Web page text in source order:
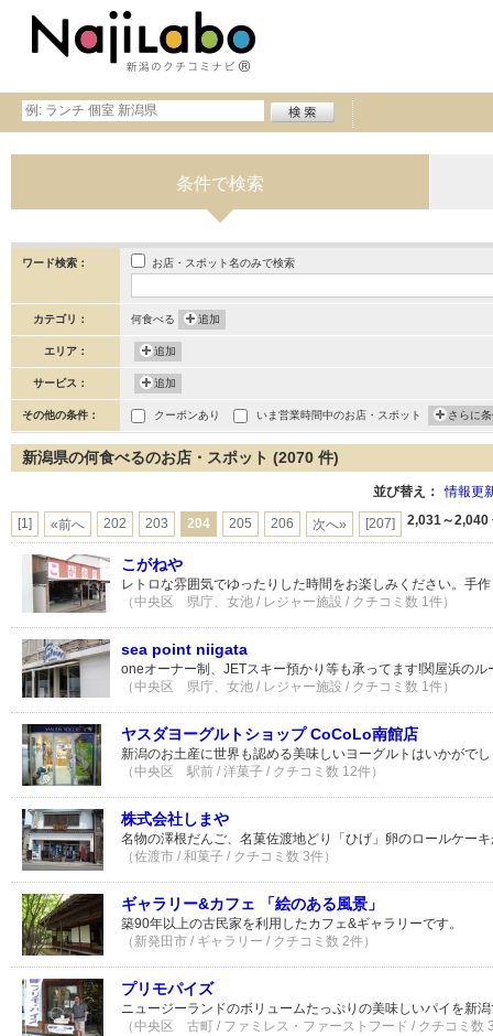
条件で検索
ワード検索： お店・スポット名のみで検索
カテゴリ： 何食べる 追加
エリア： 追加
サービス： 追加
その他の条件： クーポンあり いま営業時間中のお店・スポット さらに
新潟県の何食べるのお店・スポット (2070 件)
並び替え： 情報更
[1] «前へ 202 203 204 205 206 次へ» [207] 2,031～2,040
こがねや
レトロな雰囲気でゆったりした時間をお楽しみください。手
（中央区 県庁、女池 / レジャー施設 / クチコミ数 1件）
sea point niigata
oneオーナー制、JETスキー預かり等も承ってます!関屋浜のル
（中央区 県庁、女池 / レジャー施設 / クチコミ数 1件）
ヤスダヨーグルトショップ CoCoLo南館店
新潟のお土産に世界も認める美味しいヨーグルトはいかがで
（中央区 駅前 / 洋菓子 / クチコミ数 12件）
株式会社しまや
名物の澤根だんご、名菓佐渡地どり「ひげ」卵のロールケー
（佐渡市 / 和菓子 / クチコミ数 3件）
ギャラリー&カフェ 「絵のある風景」
築90年以上の古民家を利用したカフェ&ギャラリーです。
（新発田市 / ギャラリー / クチコミ数 2件）
プリモパイズ
ニュージーランドのボリュームたっぷりの美味しいパイを新
（中央区 古町 / ファミレス・ファーストフード / クチコミ数